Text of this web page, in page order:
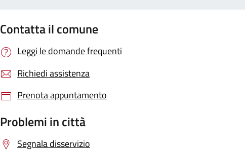
Contatta il comune
Leggi le domande frequenti
Richiedi assistenza
Prenota appuntamento
Problemi in città
Segnala disservizio